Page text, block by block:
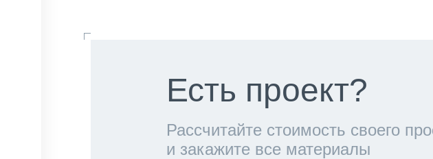
Есть проект?
Рассчитайте стоимость своего
и закажите все материалы